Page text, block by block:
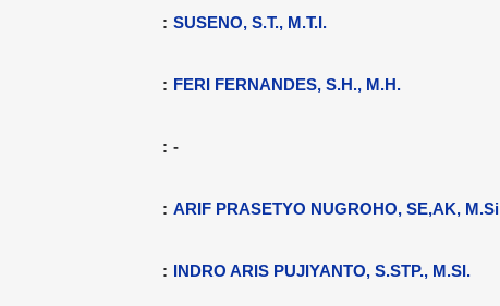
: SUSENO, S.T., M.T.I.
: FERI FERNANDES, S.H., M.H.
: -
: ARIF PRASETYO NUGROHO, SE,AK, M.Si
: INDRO ARIS PUJIYANTO, S.STP., M.SI.